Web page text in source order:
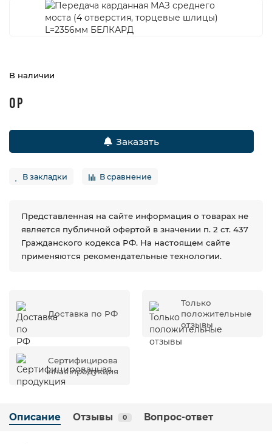
В наличии
0 Р
Заказать
В закладки В сравнение
Представленная на сайте информация о товарах не
является публичной офертой в значении п. 2 ст. 437
Гражданского кодекса РФ. На настоящем сайте
применяются рекомендательные технологии.
Доставка по РФ
Только
положительные
отзывы
Сертифицирова
нная продукция
Описание Отзывы 0 Вопрос-ответ